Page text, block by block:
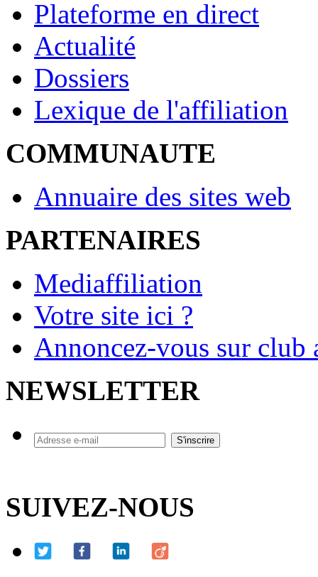
Plateforme en direct
Actualité
Dossiers
Lexique de l'affiliation
COMMUNAUTE
Annuaire des sites web
PARTENAIRES
Mediaffiliation
Votre site ici ?
Annoncez-vous sur
NEWSLETTER
SUIVEZ-NOUS